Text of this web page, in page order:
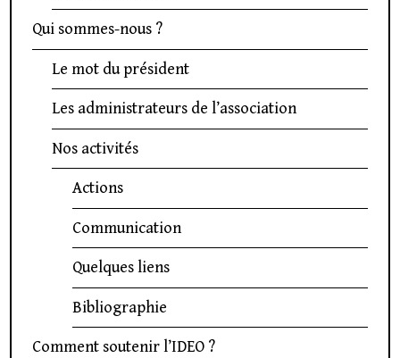
Qui sommes-nous ?
Le mot du président
Les administrateurs de l’association
Nos activités
Actions
Communication
Quelques liens
Bibliographie
Comment soutenir l’IDEO ?